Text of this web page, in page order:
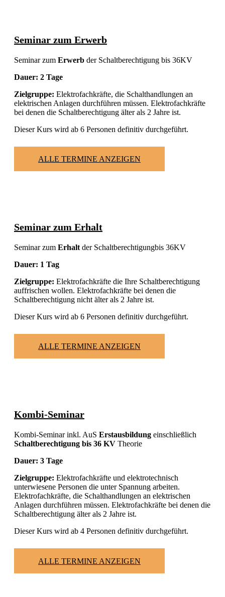
Seminar zum Erwerb
Seminar zum Erwerb der Schaltberechtigung bis 36KV
Dauer: 2 Tage
Zielgruppe: Elektrofachkräfte, die Schalthandlungen an
elektrischen Anlagen durchführen müssen. Elektrofachkräfte
bei denen die Schaltberechtigung älter als 2 Jahre ist.
Dieser Kurs wird ab 6 Personen definitiv durchgeführt.
ALLE TERMINE ANZEIGEN
Seminar zum Erhalt
Seminar zum Erhalt der Schaltberechtigungbis 36KV
Dauer: 1 Tag
Zielgruppe: Elektrofachkräfte die Ihre Schaltberechtigung
auffrischen wollen. Elektrofachkräfte bei denen die
Schaltberechtigung nicht älter als 2 Jahre ist.
Dieser Kurs wird ab 6 Personen definitiv durchgeführt.
ALLE TERMINE ANZEIGEN
Kombi-Seminar
Kombi-Seminar inkl. AuS Erstausbildung einschließlich
Schaltberechtigung bis 36 KV Theorie
Dauer: 3 Tage
Zielgruppe: Elektrofachkräfte und elektrotechnisch
unterwiesene Personen die unter Spannung arbeiten.
Elektrofachkräfte, die Schalthandlungen an elektrischen
Anlagen durchführen müssen. Elektrofachkräfte bei denen die
Schaltberechtigung älter als 2 Jahre ist.
Dieser Kurs wird ab 4 Personen definitiv durchgeführt.
ALLE TERMINE ANZEIGEN